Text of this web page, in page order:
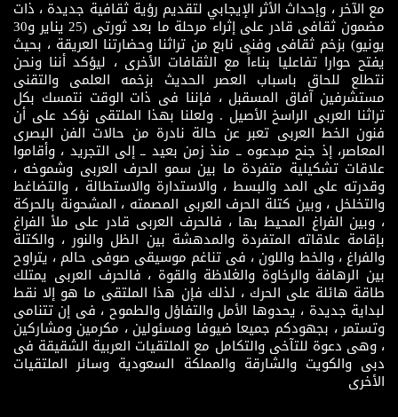
مع الآخر ، وإحداث الأثر الإيجابي لتقديم رؤية ثقافية جديدة ، ذات
مضمون ثقافى قادر على إثراء مرحلة ما بعد ثورتى (25 يناير و30
يونيو) بزخم ثقافى وفنى نابع من تراثنا وحضارتنا العريقة ، بحيث
يفتح حوارا تفاعليا بناءاً مع الثقافات الأخرى ، ليؤكد أننا ونحن
نتطلع للحاق باسباب العصر الحديث بزخمه العلمى والتقنى
مستشرفين آفاق المسقبل ، فإننا فى ذات الوقت نتمسك بكل
تراثنا العربى الراسخ الأصيل . ولعلنا بهذا الملتقى نؤكد على أن
فنون الخط العربى تعبر عن حالة نادرة من حالات الفن البصرى
المعاصر، إذ جنح مبدعوه ــ منذ زمن بعيد ــ إلى التجريد ، وأقاموا
علاقات تشكيلية متفردة ما بين سمو الحرف العربى وشموخه ،
وقدرته على المد والبسط ، والاستدارة والاستطالة ، والتضاغط
والتخلخل ، وبين كتلة الحرف العربى المصمته ، المشحونة بالحركة
، وبين الفراغ المحيط بها ، فالحرف العربى قادر على ملأ الفراغ
بإقامة علاقاته المتفردة والمدهشة بين الظل والنور ، والكتلة
والفراغ ، والخط واللون ، فى تناغم موسيقى صوفى حالم ، يتراوح
بين الرهافة والرخاوة والغلاظة والقوة ، فالحرف العربى يمتلك
طاقة هائلة على الحرك ، لذلك فإن هذا الملتقى ما هو إلا نقط
لبداية جديدة ، يحدوها الأمل والتفاؤل والطموح ، فى إن تتنامى
وتستمر ، بجهودكم جميعا ضيوفا ومسئولين ، مكرمين ومشاركين
، وهى دعوة للتآخى والتكامل مع الملتقيات العربية الشقيقة فى
دبى والكويت والشارقة والمملكة السعودية وسائر الملتقيات
الأخرى